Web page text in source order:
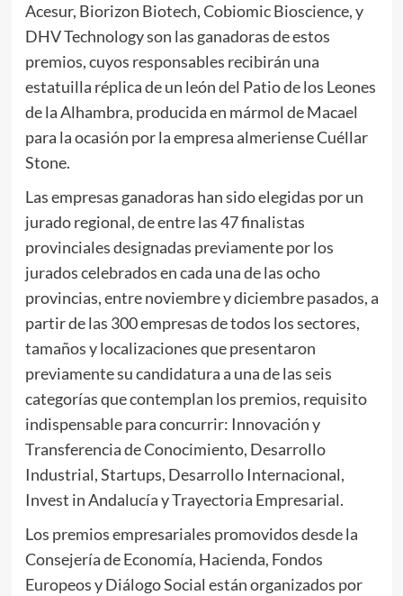
Acesur, Biorizon Biotech, Cobiomic Bioscience, y
DHV Technology son las ganadoras de estos
premios, cuyos responsables recibirán una
estatuilla réplica de un león del Patio de los Leones
de la Alhambra, producida en mármol de Macael
para la ocasión por la empresa almeriense Cuéllar
Stone.
Las empresas ganadoras han sido elegidas por un
jurado regional, de entre las 47 finalistas
provinciales designadas previamente por los
jurados celebrados en cada una de las ocho
provincias, entre noviembre y diciembre pasados, a
partir de las 300 empresas de todos los sectores,
tamaños y localizaciones que presentaron
previamente su candidatura a una de las seis
categorías que contemplan los premios, requisito
indispensable para concurrir: Innovación y
Transferencia de Conocimiento, Desarrollo
Industrial, Startups, Desarrollo Internacional,
Invest in Andalucía y Trayectoria Empresarial.
Los premios empresariales promovidos desde la
Consejería de Economía, Hacienda, Fondos
Europeos y Diálogo Social están organizados por